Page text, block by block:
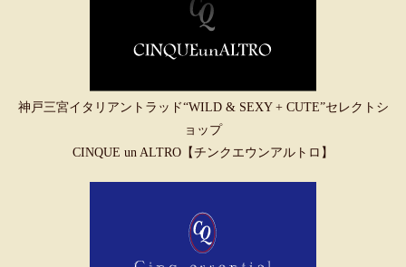
神戸三宮イタリアントラッド“WILD & SEXY + CUTE”セレクトシ
ョップ
CINQUE un ALTRO【チンクエウンアルトロ】